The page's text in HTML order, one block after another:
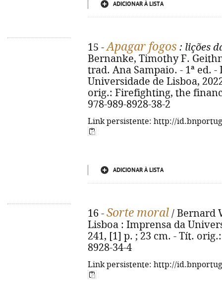
ADICIONAR À LISTA
15 -Apagar fogos : lições
Bernanke, Timothy F.
trad. Ana Sampaio. - 1ª ed.
Universidade de Lisboa,
orig.: Firefighting, the
978-989-8928-38-2
Link persistente: http://
ADICIONAR À LISTA
16 - Sorte moral / Bernard
Lisboa : Imprensa da
241, [1] p. ; 23 cm. - Tít.
8928-34-4
Link persistente: http://